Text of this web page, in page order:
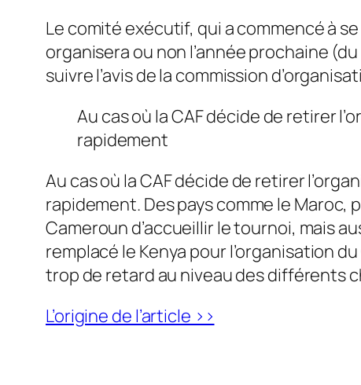
Le comité exécutif, qui a commencé à
organisera ou non l’année prochaine
suivre l’avis de la commission
Au cas où la CAF décide de retirer
rapidement
Au cas où la CAF décide de retirer
rapidement. Des pays comme le
Cameroun d’accueillir le tournoi, mais
remplacé le Kenya pour l’organisation
trop de retard au niveau des différents
L’origine de l’article >>